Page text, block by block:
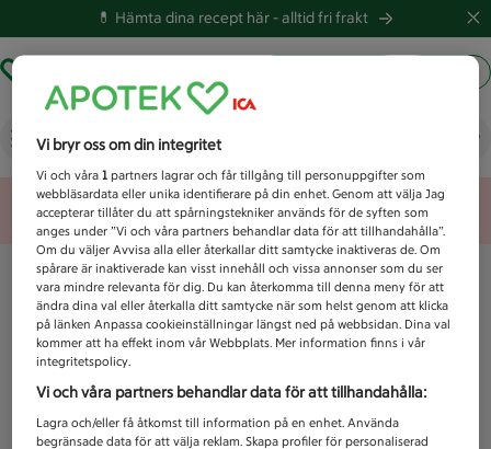
💊 Hämta dina recept här -alltid fri frakt
Vad letar du efter idag?
Unknown error
Vi bryr oss om din integritet
Vi och våra1 partners lagrar och får tillgång till personuppgifter som
webbläsardata eller unika identifierare på din enhet. Genom att välja Jag
accepterar tillåter du att spårningstekniker används för de syften som
anges under ”Vi och våra partners behandlar data för att tillhandahålla”.
Om du väljer Avvisa alla eller återkallar ditt samtycke inaktiveras de. Om
spårare är inaktiverade kan visst innehåll och vissa annonser som du ser
vara mindre relevanta för dig. Du kan återkomma till denna meny för att
ändra dina val eller återkalla ditt samtycke när som helst genom att klicka
på länken Anpassa cookieinställningar längst ned på webbsidan. Dina val
kommer att ha effekt inom vår Webbplats. Mer information finns i vår
integritetspolicy.
Vi och våra partners behandlar data för att tillhandahålla:
Lagra och/eller få åtkomst till information på en enhet. Använda
begränsade data för att välja reklam. Skapa profiler för personaliserad